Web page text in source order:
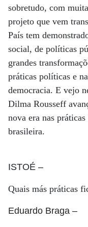
sobretudo, com
projeto que vem
País tem
social, de políticas
grandes
práticas políticas e
democracia. E vejo
Dilma Rousseff
nova era nas
brasileira.
ISTOÉ –
Quais más práticas
Eduardo Braga –